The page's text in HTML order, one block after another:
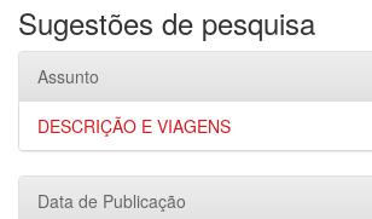
Sugestões de pesquisa
Assunto
DESCRIÇÃO E VIAGENS
Data de Publicação